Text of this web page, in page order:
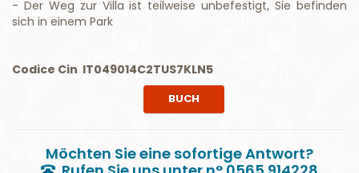
- Der Weg zur Villa ist teilweise unbefestigt, Sie befinden
sich in einem Park
Codice Cin IT049014C2TUS7KLN5
BUCH
Möchten Sie eine sofortige Antwort?